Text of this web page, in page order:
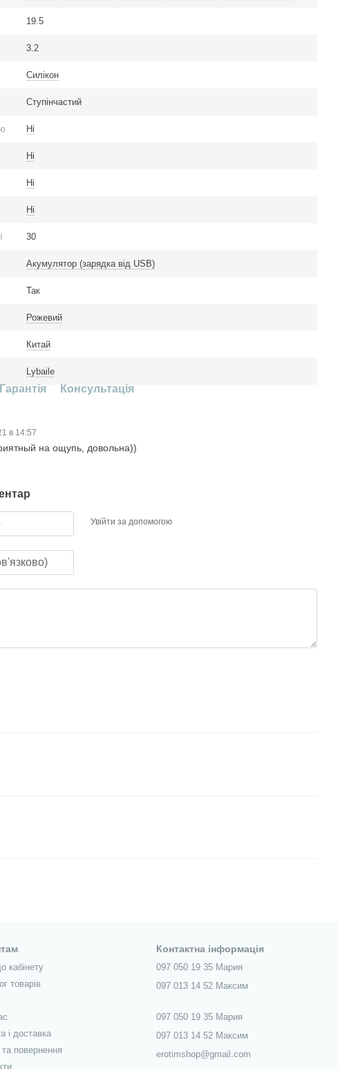
19.5
3.2
Силікон
Ступінчастий
Ні
Ні
Ні
Ні
30
Акумулятор (зарядка від USB)
Так
Рожевий
Китай
Lybaile
Гарантія
Консультація
в 14:57
на ощупь, довольна))
Увійти за допомогою
кабінету
товарів
і доставка
повернення
Контактна інформація
097 050 19 35 Мария
097 013 14 52 Максим
097 050 19 35 Мария
097 013 14 52 Максим
erotimshop@gmail.com